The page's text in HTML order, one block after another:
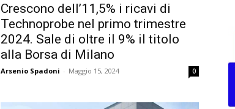
Crescono dell’11,5% i ricavi di
Technoprobe nel primo trimestre
2024. Sale di oltre il 9% il titolo
alla Borsa di Milano
Arsenio Spadoni - Maggio 15, 2024 0